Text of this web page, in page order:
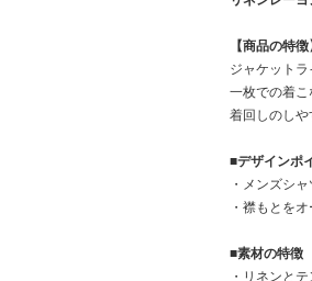
【商品の特徴
ジャケットラ
一枚での着こ
着回しのしや
■デザインポ
・メンズシ
・襟もとを
■素材の特徴
・リネンと